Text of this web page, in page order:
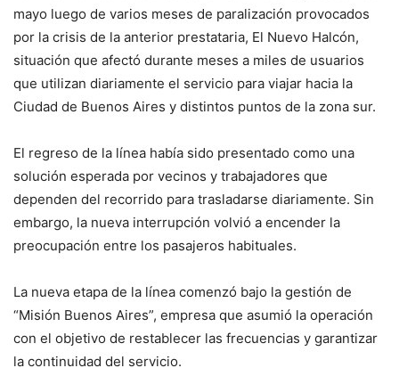
mayo luego de varios meses de paralización provocados
por la crisis de la anterior prestataria, El Nuevo Halcón,
situación que afectó durante meses a miles de usuarios
que utilizan diariamente el servicio para viajar hacia la
Ciudad de Buenos Aires y distintos puntos de la zona sur.
El regreso de la línea había sido presentado como una
solución esperada por vecinos y trabajadores que
dependen del recorrido para trasladarse diariamente. Sin
embargo, la nueva interrupción volvió a encender la
preocupación entre los pasajeros habituales.
La nueva etapa de la línea comenzó bajo la gestión de
“Misión Buenos Aires”, empresa que asumió la operación
con el objetivo de restablecer las frecuencias y garantizar
la continuidad del servicio.